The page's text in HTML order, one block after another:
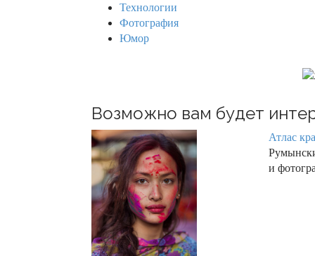
Технологии
Фотография
Юмор
Возможно вам будет
Атлас
и